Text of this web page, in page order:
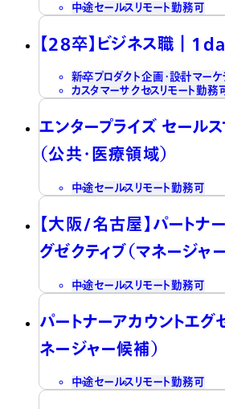
中途セールス リモート勤務可
【28卒】ビジネス職
新卒プロダクト企画・設計マーケ
カスタマーサクセスリモート勤務
エンタープライズ セール
（公共・医療領域）
中途セールス リモート勤務可
【大阪/名古屋】パートナ
グゼクティブ（マネージャ
中途セールス リモート勤務可
パートナーアカウントエグ
ネージャー候補）
中途セールス リモート勤務可